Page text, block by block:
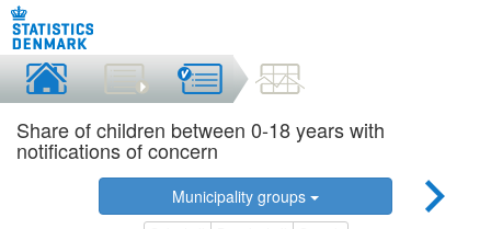
Share of children between 0-18 years with
notifications of concern
Municipality groups